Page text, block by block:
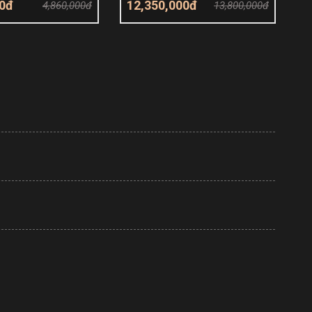
4,860,000đ
giỏ hàng
12,350,000đ 13,800,000đ
Thêm giỏ hàng